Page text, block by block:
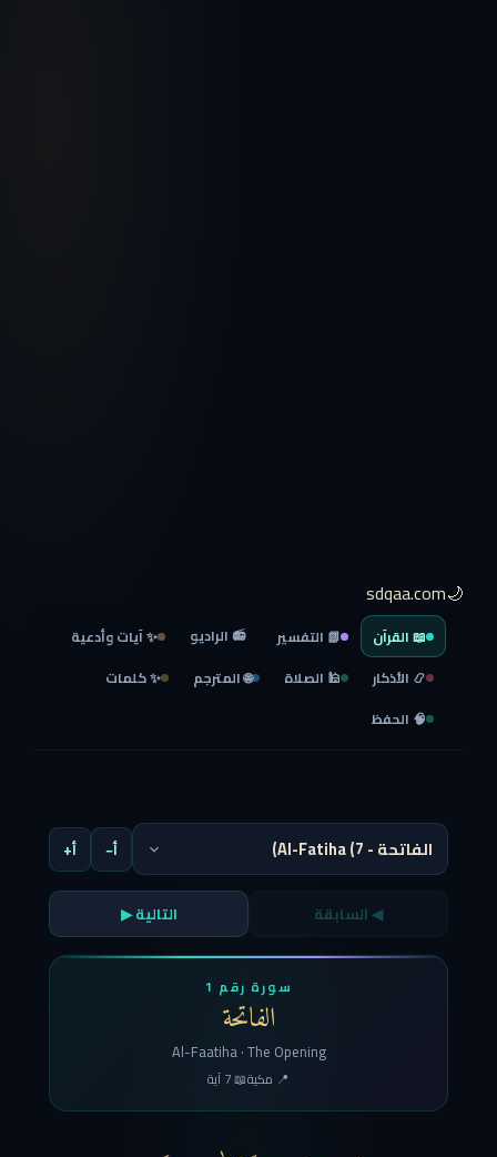
🌙sdqaa.com
📖 القرآن 📗 التفسير 📻 الراديو
✨ آيات وأدعية
📿 الأذكار
🕌 الصلاة 🌐 المترجم
✨ كلمات
🧠 الحفظ
أ− أ+
◀ السابقة التالية ▶
سورة رقم 1
الفاتحة
Al-Faatiha · The Opening
📍 مكية📖 7 آية